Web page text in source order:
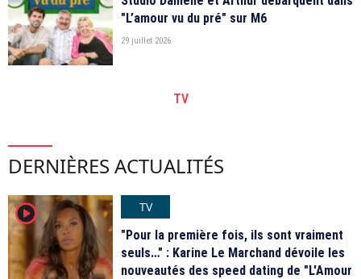
"L’amour vu du pré" sur M6
29 juillet 2026
TV
DERNIÈRES ACTUALITÉS
player2
TV
"Pour la première fois, ils sont vraiment
seuls…" : Karine Le Marchand dévoile les
nouveautés des speed dating de "L'Amour